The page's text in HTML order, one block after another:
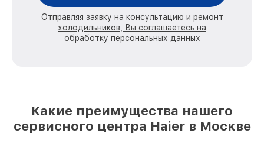
Отправляя заявку на консультацию и ремонт
холодильников, Вы соглашаетесь на
обработку персональных данных
Какие преимущества нашего
сервисного центра Haier в Москве